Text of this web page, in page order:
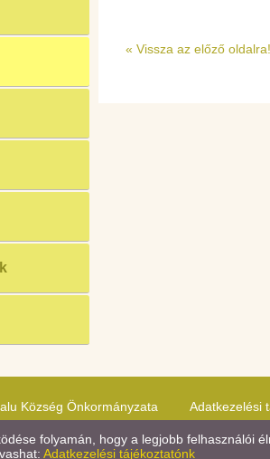
« Vissza az előző oldalra!
Község Önkormányzata Adatkezelési
folyamán, hogy a legjobb felhasználói
Adatkezelési tájékoztatónk